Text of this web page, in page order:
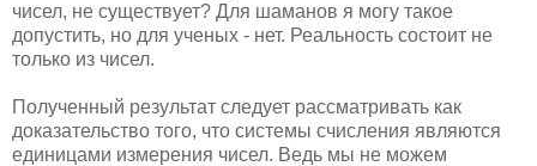
чисел, не существует? Для шаманов я могу такое
допустить, но для ученых - нет. Реальность состоит не
только из чисел.
Полученный результат следует рассматривать как
доказательство того, что системы счисления являются
единицами измерения чисел. Ведь мы не можем